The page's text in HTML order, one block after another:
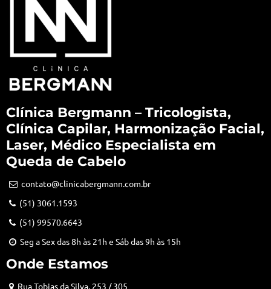
Clínica Bergmann – Tricologista,
Clínica Capilar, Harmonização Facial,
Laser, Médico Especialista em
Queda de Cabelo
contato@clinicabergmann.com.br
(51) 3061.1593
(51) 99570.6643
Seg a Sex das 8h às 21h e Sáb das 9h às 15h
Onde Estamos
Rua Tobias da Silva, 253 / 305